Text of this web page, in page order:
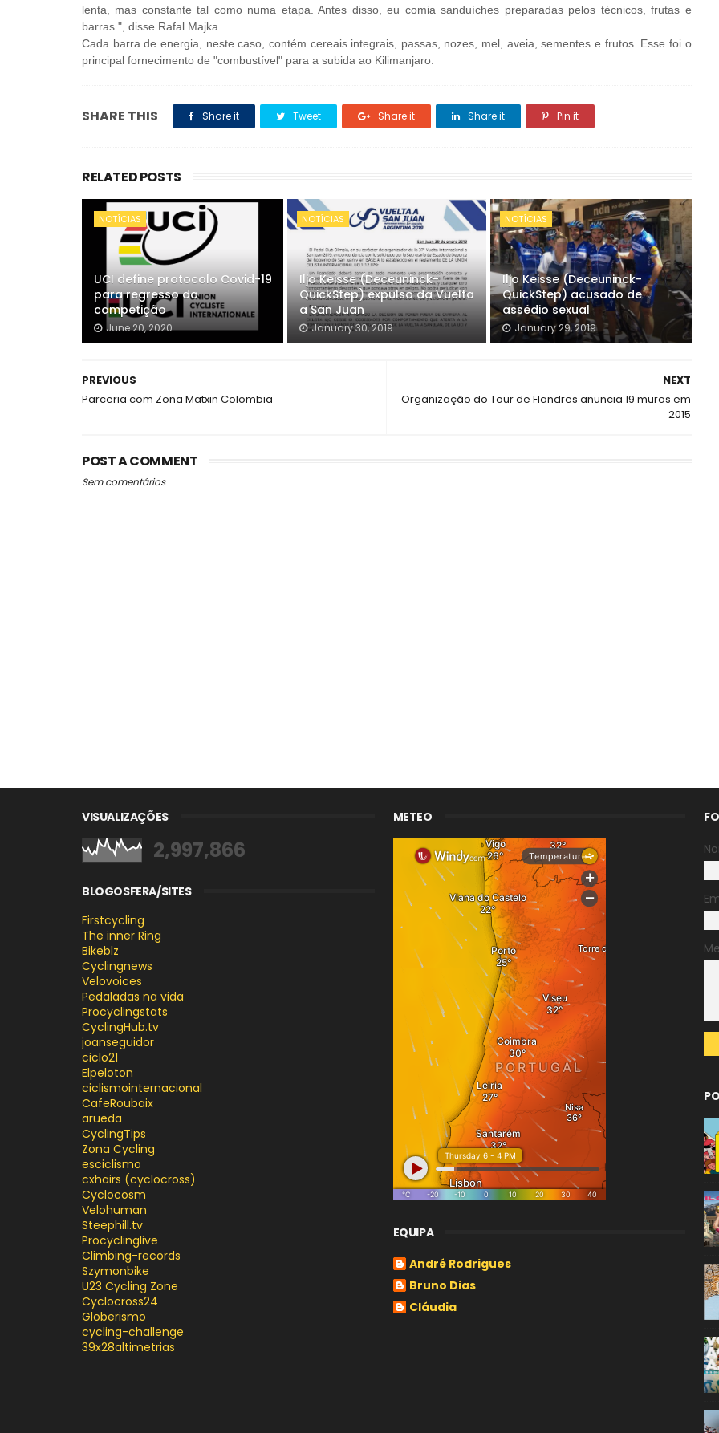
lenta, mas constante tal como numa etapa. Antes disso, eu comia sanduíches preparadas pelos técnicos, frutas e
barras ", disse Rafal Majka.
Cada barra de energia, neste caso, contém cereais integrais, passas, nozes, mel, aveia, sementes e frutos. Esse foi o
principal fornecimento de "combustível" para a subida ao Kilimanjaro.
SHARE THIS Share it Tweet Share it Share it Pin it
RELATED POSTS
NOTÍCIAS
UCI define protocolo Covid-19
para regresso da
competição
June 20, 2020
NOTÍCIAS
Iljo Keisse (Deceuninck-
QuickStep) expulso da Vuelta
a San Juan
January 30, 2019
NOTÍCIAS
Iljo Keisse (Deceuninck-
QuickStep) acusado de
assédio sexual
January 29, 2019
NEXT
Organização do Tour de Flandres anuncia 19 muros em
2015
PREVIOUS
Parceria com Zona Matxin Colombia
POST A COMMENT
Sem comentários
VISUALIZAÇÕES
2,997,866
BLOGOSFERA/SITES
Firstcycling
The inner Ring
Bikeblz
Cyclingnews
Velovoices
Pedaladas na vida
Procyclingstats
CyclingHub.tv
joanseguidor
ciclo21
Elpeloton
ciclismointernacional
CafeRoubaix
arueda
CyclingTips
Zona Cycling
esciclismo
cxhairs (cyclocross)
Cyclocosm
Velohuman
Steephill.tv
Procyclinglive
Climbing-records
Szymonbike
U23 Cycling Zone
Cyclocross24
Globerismo
cycling-challenge
39x28altimetrias
METEO
EQUIPA
André Rodrigues
Bruno Dias
Cláudia